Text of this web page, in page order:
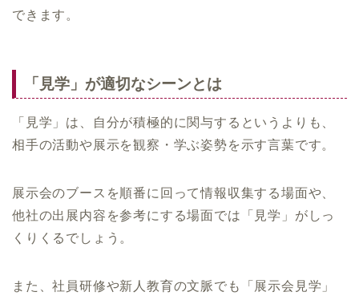
できます。
「見学」が適切なシーンとは
「見学」は、自分が積極的に関与するというよりも、
相手の活動や展示を観察・学ぶ姿勢を示す言葉です。
展示会のブースを順番に回って情報収集する場面や、
他社の出展内容を参考にする場面では「見学」がしっ
くりくるでしょう。
また、社員研修や新人教育の文脈でも「展示会見学」